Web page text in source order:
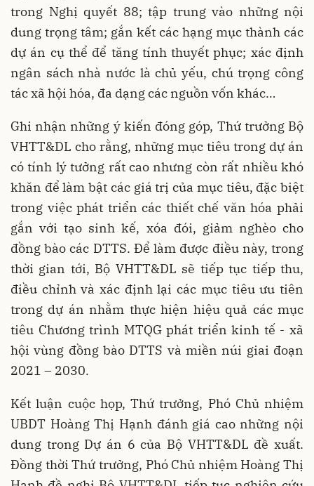
trong Nghị quyết 88; tập trung vào những nội
dung trọng tâm; gắn kết các hạng mục thành các
dự án cụ thể để tăng tính thuyết phục; xác định
ngân sách nhà nước là chủ yếu, chú trọng công
tác xã hội hóa, đa dạng các nguồn vốn khác…
Ghi nhận những ý kiến đóng góp, Thứ trưởng Bộ
VHTT&DL cho rằng, những mục tiêu trong dự án
có tính lý tưởng rất cao nhưng còn rất nhiều khó
khăn để làm bật các giá trị của mục tiêu, đặc biệt
trong việc phát triển các thiết chế văn hóa phải
gắn với tạo sinh kế, xóa đói, giảm nghèo cho
đồng bào các DTTS. Để làm được điều này, trong
thời gian tới, Bộ VHTT&DL sẽ tiếp tục tiếp thu,
điều chỉnh và xác định lại các mục tiêu ưu tiên
trong dự án nhằm thực hiện hiệu quả các mục
tiêu Chương trình MTQG phát triển kinh tế - xã
hội vùng đồng bào DTTS và miền núi giai đoạn
2021 – 2030.
Kết luận cuộc họp, Thứ trưởng, Phó Chủ nhiệm
UBDT Hoàng Thị Hạnh đánh giá cao những nội
dung trong Dự án 6 của Bộ VHTT&DL đề xuất.
Đồng thời Thứ trưởng, Phó Chủ nhiệm Hoàng Thị